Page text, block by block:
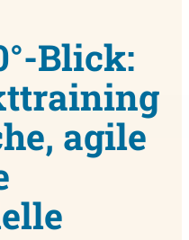
Blick:
agile